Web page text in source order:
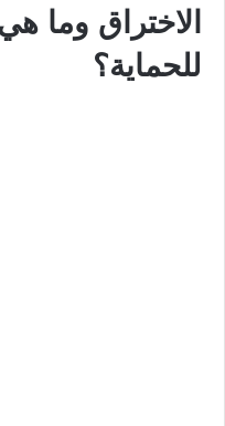
الاختراق وما
للحماية؟